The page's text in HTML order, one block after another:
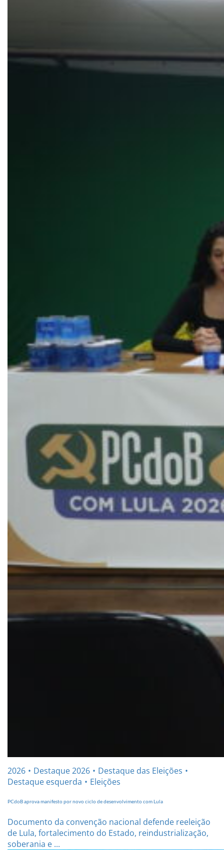
2026 Destaque 2026
Destaque das Eleições
Destaque esquerda
Eleições
PCdoB aprova manifesto por novo ciclo de desenvolvimento com Lula
Documento da convenção nacional defende reeleição
de Lula, fortalecimento do Estado, reindustrialização,
soberania e ...